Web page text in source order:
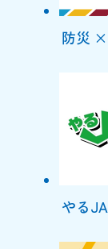
防災 ×
やる